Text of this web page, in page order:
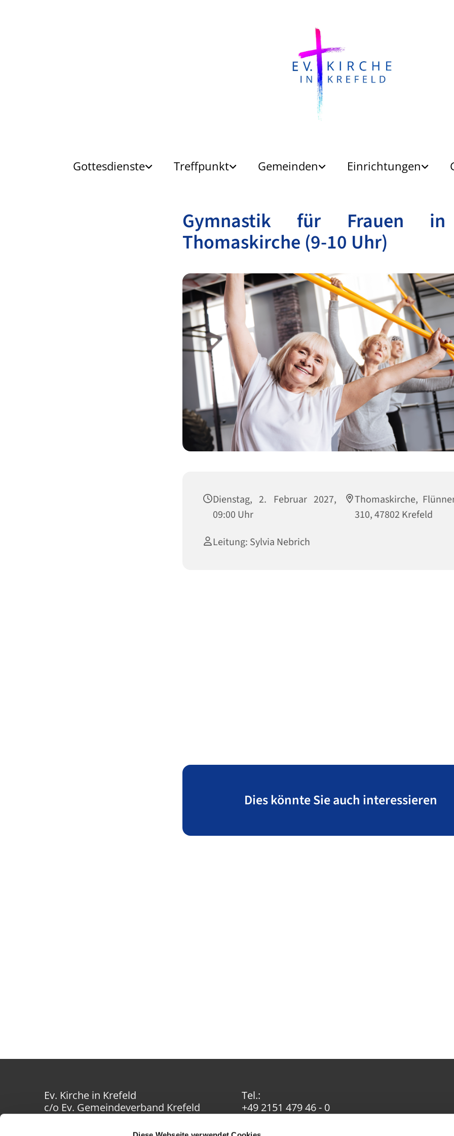
Gottesdienste Treffpunkt Gemeinden Einrichtungen
Gymnastik für Frauen
Thomaskirche (9-10 Uhr)
Dienstag, 2. Februar 2027,
09:00 Uhr
Thomaskirche,
310, 47802 Krefeld
Leitung: Sylvia Nebrich
Dies könnte Sie auch interessieren
Ev. Kirche in Krefeld
c/o Ev. Gemeindeverband Krefeld
Tel.:
+49 2151 479 46 - 0
info@ev-in-krefeld.de